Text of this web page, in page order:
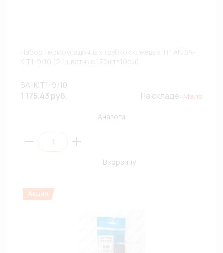
SA-KIT1-9/10
1 175.43 руб.
На складе: Мало
Аналоги
В корзину